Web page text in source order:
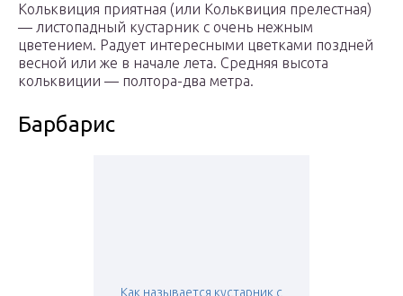
Кольквиция приятная (или Кольквиция прелестная)
— листопадный кустарник с очень нежным
цветением. Радует интересными цветками поздней
весной или же в начале лета. Средняя высота
кольквиции — полтора-два метра.
Барбарис
Как называется кустарник с